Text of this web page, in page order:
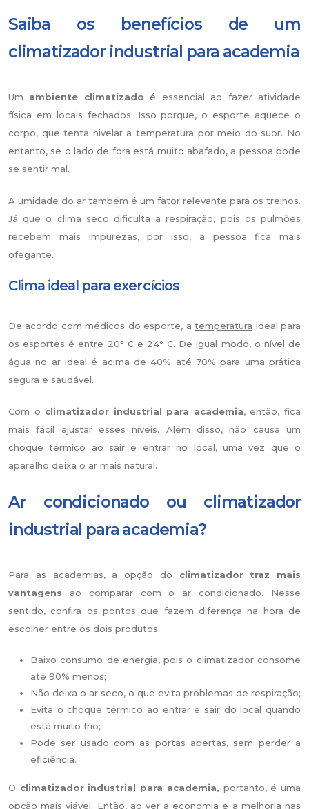
Saiba os benefícios de um
climatizador industrial para academia
Um ambiente climatizado é essencial ao fazer atividade
física em locais fechados. Isso porque, o esporte aquece o
corpo, que tenta nivelar a temperatura por meio do suor. No
entanto, se o lado de fora está muito abafado, a pessoa pode
se sentir mal.
A umidade do ar também é um fator relevante para os treinos.
Já que o clima seco dificulta a respiração, pois os pulmões
recebem mais impurezas, por isso, a pessoa fica mais
ofegante.
Clima ideal para exercícios
De acordo com médicos do esporte, atemperatura ideal para
os esportes é entre 20° C e 24° C. De igual modo, o nível de
água no ar ideal é acima de 40% até 70% para uma prática
segura e saudável.
Com o climatizador industrial para academia, então, fica
mais fácil ajustar esses níveis. Além disso, não causa um
choque térmico ao sair e entrar no local, uma vez que o
aparelho deixa o ar mais natural.
Ar condicionado ou climatizador
industrial para academia?
Para as academias, a opção do climatizador traz mais
vantagens ao comparar com o ar condicionado. Nesse
sentido, confira os pontos que fazem diferença na hora de
escolher entre os dois produtos:
Baixo consumo de energia, pois o climatizador consome
até 90% menos;
Não deixa o ar seco, o que evita problemas de respiração;
Evita o choque térmico ao entrar e sair do local quando
está muito frio;
Pode ser usado com as portas abertas, sem perder a
eficiência.
O climatizador industrial para academia, portanto, é uma
opção mais viável. Então, ao ver a economia e a melhoria nas